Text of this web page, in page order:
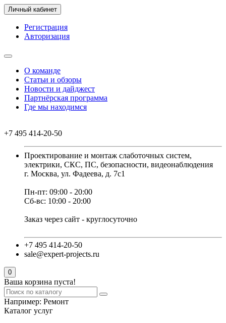
Личный кабинет
Регистрация
Авторизация
О команде
Статьи и обзоры
Новости и дайджест
Партнёрская программа
Где мы находимся
+7 495 414-20-50
Проектирование и монтаж слаботочных систем,
электрики, СКС, ПС, безопасности, видеонаблюдения
г. Москва, ул. Фадеева, д. 7с1
Пн-пт: 09:00 - 20:00
Сб-вс: 10:00 - 20:00
Заказ через сайт - круглосуточно
+7 495 414-20-50
sale@expert-projects.ru
0
Ваша корзина пуста!
Например: Ремонт
Каталог услуг